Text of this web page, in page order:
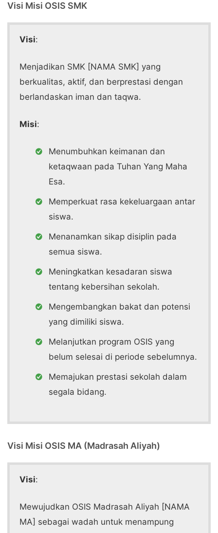
Visi Misi OSIS SMK
Visi:
Menjadikan SMK [NAMA SMK] yang
berkualitas, aktif, dan berprestasi dengan
berlandaskan iman dan taqwa.
Misi:
Menumbuhkan keimanan dan
ketaqwaan pada Tuhan Yang Maha
Esa.
Memperkuat rasa kekeluargaan antar
siswa.
Menanamkan sikap disiplin pada
semua siswa.
Meningkatkan kesadaran siswa
tentang kebersihan sekolah.
Mengembangkan bakat dan potensi
yang dimiliki siswa.
Melanjutkan program OSIS yang
belum selesai di periode sebelumnya.
Memajukan prestasi sekolah dalam
segala bidang.
Visi Misi OSIS MA (Madrasah Aliyah)
Visi:
Mewujudkan OSIS Madrasah Aliyah [NAMA
MA] sebagai wadah untuk menampung